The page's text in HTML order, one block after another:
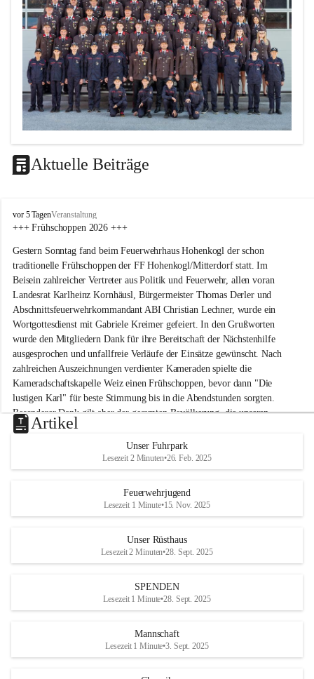
Aktuelle Beiträge
F
F
o
h
e
n
k
o
g
l
-
M
i
t
t
e
r
r
vor 5 TagenVeranstaltung
+++ Frühschoppen 2026 +++
Gestern Sonntag fand beim Feuerwehrhaus Hohenkogl der schon
traditionelle Frühschoppen der FF Hohenkogl/Mitterdorf statt. Im
Beisein zahlreicher Vertreter aus Politik und Feuerwehr, allen voran
Landesrat Karlheinz Kornhäusl, Bürgermeister Thomas Derler und
Abschnittsfeuerwehrkommandant ABI Christian Lechner, wurde ein
Wortgottesdienst mit Gabriele Kreimer gefeiert. In den Grußworten
wurde den Mitgliedern Dank für ihre Bereitschaft der Nächstenhilfe
ausgesprochen und unfallfreie Verläufe der Einsätze gewünscht. Nach
zahlreichen Auszeichnungen verdienter Kameraden spielte die
Kameradschaftskapelle Weiz einen Frühschoppen, bevor dann "Die
lustigen Karl" für beste Stimmung bis in die Abendstunden sorgten.
Besonderer Dank gilt aber der gesamten Bevölkerung, die unseren
Frühschoppen trotz hochsommerlichen Temperaturen besuchte. Der
Reinerlös des Festes kommt natürlich wieder der Verbesserung der
Ausrüstung und somit der Einsatzbereitschaft der FF
Hohenkogl/Mitterdorf zugute!
HERZLICHEN DANK FÜR IHREN BESUCH!
Artikel
Unser Fuhrpark
Lesezeit 2 Minuten•26. Feb. 2025
Feuerwehrjugend
Lesezeit 1 Minute•15. Nov. 2025
Unser Rüsthaus
Lesezeit 2 Minuten•28. Sept. 2025
SPENDEN
Lesezeit 1 Minute•28. Sept. 2025
Mannschaft
Lesezeit 1 Minute•3. Sept. 2025